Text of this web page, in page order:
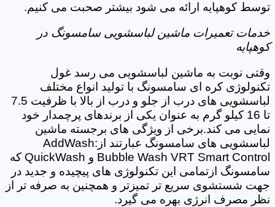
توسط کوهپایه ارائه می شود بیشتر صحبت می کنیم.
خدمات تعمیرات ماشین لباسشویی سامسونگ در
کوهپایه
وقتی نوبت به ماشین لباسشویی می رسد غول
تکنولوژی کره ای سامسونگ با تولید انواع مختلف
لباسشویی های درب از جلو و درب از بالا با ظرفیت 7.5
تا 16 کیلو گرم به عنوان یکی از برندهای پرچمدار خود
نمایی می کند.برخی از ویژگی های برجسته ماشین
لباسشویی های سامسونگ عبارتند از:AddWash
Bubble Wash VRT Smart Control و QuickWash که
سامسونگ ازتمامی این تکنولوژی های پیچیده و جدید در
جهت شستشوی سریع تر تمیزتر و همچنین به صرفه تر از
نظر مصرف انرژی بهره می گیرد.